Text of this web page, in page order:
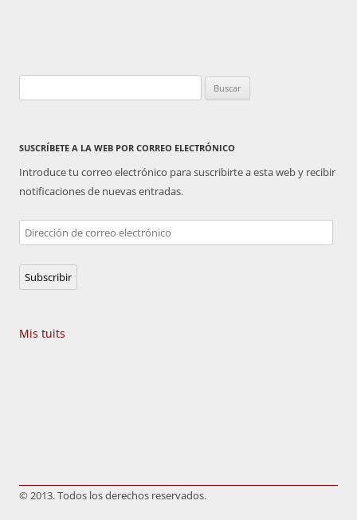
SUSCRÍBETE A LA WEB POR CORREO ELECTRÓNICO
Introduce tu correo electrónico para suscribirte a esta web y recibir
notificaciones de nuevas entradas.
Dirección
de
correo
electrónico
Subscribir
Mis tuits
© 2013. Todos los derechos reservados.